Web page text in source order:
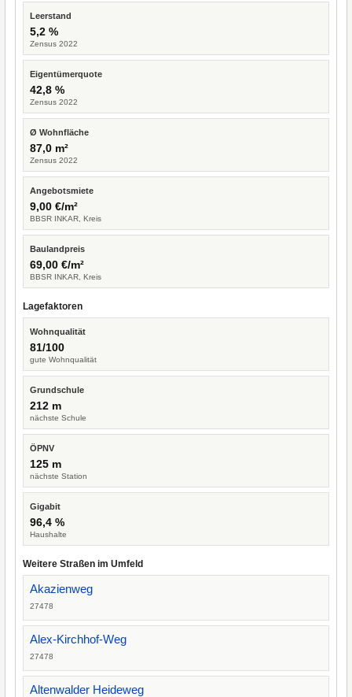
Leerstand
5,2 %
Zensus 2022
Eigentümerquote
42,8 %
Zensus 2022
Ø Wohnfläche
87,0 m²
Zensus 2022
Angebotsmiete
9,00 €/m²
BBSR INKAR, Kreis
Baulandpreis
69,00 €/m²
BBSR INKAR, Kreis
Lagefaktoren
Wohnqualität
81/100
gute Wohnqualität
Grundschule
212 m
nächste Schule
ÖPNV
125 m
nächste Station
Gigabit
96,4 %
Haushalte
Weitere Straßen im Umfeld
Akazienweg
27478
Alex-Kirchhof-Weg
27478
Altenwalder Heideweg